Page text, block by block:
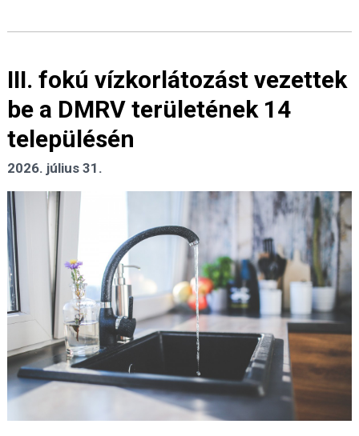
III. fokú vízkorlátozást vezettek
be a DMRV területének 14
településén
2026. július 31.